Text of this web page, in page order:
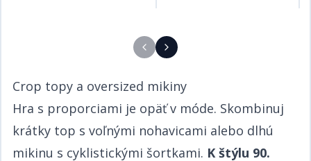
Crop topy a oversized mikiny​​​​‌ ‍ ​‍​‍‌‍ ‌ ​‍‌‍‍‌‌‍‌ ‌‍‍‌‌‍ ‍​‍​‍​ ‍‍​‍​‍‌ ​ ‌‍​‌‌‍ ‍‌‍‍‌‌ ‌​‌ ‍‌​‍ ‍‌‍‍‌‌‍ ​‍​‍​‍ ​​‍​‍‌‍‍​‌ ​‍‌‍‌‌‌‍‌‍​‍​‍​ ‍‍​‍​‍‌‍‍​‌ ‌​‌ ‌​‌ ​​​ ‍‍​‍ ​‍ ‌‍ ​‌‍ ‌‍​ ‌‍​‌‌‍ ​‌‍‍​‌‍ ‌ ​ ‌ ‌​​ ‍‍​ ​ ​ ​​​ ​​​ ​​​‍ ‌ ​ ‌ ‌​‌ ‌‌‌‍‌​‌‍‍‌‌‍ ​‍ ‌‍‍‌‌‍ ‍‌ ‌​‌‍‌‌‌‍ ‍‌ ‌​​‍ ‌‍‌‌‌‍‌​‌‍‍‌‌ ‌​​‍ ‌‍ ‌‌‍ ‌‍‌​‌‍‌‌​ ‌‌ ​​‌ ​‍‌‍‌‌‌ ​ ‌‍‌‌‌‍ ‍‌ ‌​‌‍​‌‌ ‌​‌‍‍‌‌‍ ‌‍ ‍​ ‍ ‌‍‍‌‌‍‌​​ ‌​ ​‍‌‍​ ‌‍​ ‌‍‌​​ ‍​​ ‍​​ ‌‌​ ​‌​‍ ‌​ ‍​​ ​ ‌‍​‌​ ​‌​‍ ‌​ ‌​‌‍‌​​ ​‌​ ​‍​‍ ‌‌‍​‌‌‍​‌​ ​​​ ​​​‍ ‌​ ‍‌​ ‌ ​ ​‌‌‍​ ​ ​‌​ ​‌‌‍​‍‌‍‌​​ ​‍‌‍‌​‌‍‌‍​ ‌ ​ ‍ ‌ ‌​‌ ‍‌‌ ​​‌‍‌‌​ ‌‌ ​​‌‍ ‌ ​ ‌ ‌​​ ‍ ‌ ​​‌‍​‌‌ ‌​‌‍‍​​ ‌‌‍​ ‌‍ ‌‍ ‍‌ ‌​‌‍‌‌‌‍ ‍‌ ‌​​‍‌‌​ ‌‌‌​​‍‌‌ ‌‍‍ ‌‍‌‌‌ ‍‌​‍‌‌​ ​ ‌​‌​​‍‌‌​ ​ ‌​‌​​‍‌‌​ ​‍​ ​‍​ ​​​ ‍​​ ‌‌​ ​​​ ‌​‌‍‌‍​ ​ ​ ​‍​ ​​‌‍‌​​ ‌‌​ ‍‌​‍‌‌​ ​‍​ ​‍​‍‌‌​ ‌‌‌​‌​​‍ ‍‌‍​ ‌‍‍​‌‍‍‌‌‍ ​‌‍‌​‌ ​‍‌‍‌‌‌‍ ‍​‍‌‌​ ‌‌‌​​‍‌‌ ‌‍‍ ‌‍‌‌‌ ‍‌​‍‌‌​ ​ ‌​‌​​‍‌‌​ ​ ‌​‌​​‍‌‌​ ​‍​ ​‍​ ‌‌​ ‍‌​ ​ ​ ‍​​ ‌‍‌‍‌​​ ‌​‌‍‌​​ ​‌​ ‌‌‌‍‌​‌‍​‌​‍‌‌​ ​‍​ ​‍​‍‌‌​ ‌‌‌​‌​​‍ ‍‌ ‌​‌‍‌‌‌ ‍​‌ ‌​​ ‌‍​‍‌‍​‌‌ ​ ‌‍‌‌‌‌‌‌‌ ​‍‌‍ ​​ ‌‌‍‍​‌ ‌​‌ ‌​‌ ​​​‍‌‌​ ​ ‌​​‌​‍‌‌​ ​‍‌​‌‍​‍‌‌​ ​‍‌​‌‍‌‍ ​‌‍ ‌‍​ ‌‍​‌‌‍ ​‌‍‍​‌‍ ‌ ​ ‌ ‌​​‍‌‌​ ​ ‌​​‌​ ​ ​ ​​​ ​​​ ​​​‍‌‌​ ​‍‌​‌‍‌ ​ ‌ ‌​‌ ‌‌‌‍‌​‌‍‍‌‌‍ ​‍‌‍‌‍‍‌‌‍‌​​ ‌​ ​‍‌‍​ ‌‍​ ‌‍‌​​ ‍​​ ‍​​ ‌‌​ ​‌​‍ ‌​ ‍​​ ​ ‌‍​‌​ ​‌​‍ ‌​ ‌​‌‍‌​​ ​‌​ ​‍​‍ ‌‌‍​‌‌‍​‌​ ​​​ ​​​‍ ‌​ ‍‌​ ‌ ​ ​‌‌‍​ ​ ​‌​ ​‌‌‍​‍‌‍‌​​ ​‍‌‍‌​‌‍‌‍​ ‌ ​‍‌‍‌ ‌​‌ ‍‌‌ ​​‌‍‌‌​ ‌‌ ​​‌‍ ‌ ​ ‌ ‌​​‍‌‍‌ ​​‌‍​‌‌ ‌​‌‍‍​​ ‌‌‍​ ‌‍ ‌‍ ‍‌ ‌​‌‍‌‌‌‍ ‍‌ ‌​​‍‌‌​ ‌‌‌​​‍‌‌ ‌‍‍ ‌‍‌‌‌ ‍‌​‍‌‌​ ​ ‌​‌​​‍‌‌​ ​ ‌​‌​​‍‌‌​ ​‍​ ​‍​ ​​​ ‍​​ ‌‌​ ​​​ ‌​‌‍‌‍​ ​ ​ ​‍​ ​​‌‍‌​​ ‌‌​ ‍‌​‍‌‌​ ​‍​ ​‍​‍‌‌​ ‌‌‌​‌​​‍ ‍‌‍​ ‌‍‍​‌‍‍‌‌‍ ​‌‍‌​‌ ​‍‌‍‌‌‌‍ ‍​‍‌‌​ ‌‌‌​​‍‌‌ ‌‍‍ ‌‍‌‌‌ ‍‌​‍‌‌​ ​ ‌​‌​​‍‌‌​ ​ ‌​‌​​‍‌‌​ ​‍​ ​‍​ ‌‌​ ‍‌​ ​ ​ ‍​​ ‌‍‌‍‌​​ ‌​‌‍‌​​ ​‌​ ‌‌‌‍‌​‌‍​‌​‍‌‌​ ​‍​ ​‍​‍‌‌​ ‌‌‌​‌​​‍ ‍‌ ‌​‌‍‌‌‌ ‍​‌ ‌​​‍‌‍‌ ​​‌‍‌‌‌ ​‍‌ ​ ‌ ​​‌‍‌‌‌‍​ ‌ ‌​‌‍‍‌‌ ‌‍‌‍‌‌​ ‌‌ ​​‌ ‌‌‌‍​‍‌‍ ​‌‍‍‌‌ ​ ‌‍‍​‌‍‌‌‌‍‌​​‍​‍‌ ‌
Hra s proporciami je opäť v móde. Skombinuj
krátky top s voľnými nohavicami alebo dlhú
mikinu s cyklistickými šortkami. ​​​​‌ ‍ ​‍​‍‌‍ ‌ ​‍‌‍‍‌‌‍‌ ‌‍‍‌‌‍ ‍​‍​‍​ ‍‍​‍​‍‌ ​ ‌‍​‌‌‍ ‍‌‍‍‌‌ ‌​‌ ‍‌​‍ ‍‌‍‍‌‌‍ ​‍​‍​‍ ​​‍​‍‌‍‍​‌ ​‍‌‍‌‌‌‍‌‍​‍​‍​ ‍‍​‍​‍‌‍‍​‌ ‌​‌ ‌​‌ ​​​ ‍‍​‍ ​‍ ‌‍ ​‌‍ ‌‍​ ‌‍​‌‌‍ ​‌‍‍​‌‍ ‌ ​ ‌ ‌​​ ‍‍​ ​ ​ ​​​ ​​​ ​​​‍ ‌ ​ ‌ ‌​‌ ‌‌‌‍‌​‌‍‍‌‌‍ ​‍ ‌‍‍‌‌‍ ‍‌ ‌​‌‍‌‌‌‍ ‍‌ ‌​​‍ ‌‍‌‌‌‍‌​‌‍‍‌‌ ‌​​‍ ‌‍ ‌‌‍ ‌‍‌​‌‍‌‌​ ‌‌ ​​‌ ​‍‌‍‌‌‌ ​ ‌‍‌‌‌‍ ‍‌ ‌​‌‍​‌‌ ‌​‌‍‍‌‌‍ ‌‍ ‍​ ‍ ‌‍‍‌‌‍‌​​ ‌​ ​‍‌‍​ ‌‍​ ‌‍‌​​ ‍​​ ‍​​ ‌‌​ ​‌​‍ ‌​ ‍​​ ​ ‌‍​‌​ ​‌​‍ ‌​ ‌​‌‍‌​​ ​‌​ ​‍​‍ ‌‌‍​‌‌‍​‌​ ​​​ ​​​‍ ‌​ ‍‌​ ‌ ​ ​‌‌‍​ ​ ​‌​ ​‌‌‍​‍‌‍‌​​ ​‍‌‍‌​‌‍‌‍​ ‌ ​ ‍ ‌ ‌​‌ ‍‌‌ ​​‌‍‌‌​ ‌‌ ​​‌‍ ‌ ​ ‌ ‌​​ ‍ ‌ ​​‌‍​‌‌ ‌​‌‍‍​​ ‌‌‍​ ‌‍ ‌‍ ‍‌ ‌​‌‍‌‌‌‍ ‍‌ ‌​​‍‌‌​ ‌‌‌​​‍‌‌ ‌‍‍ ‌‍‌‌‌ ‍‌​‍‌‌​ ​ ‌​‌​​‍‌‌​ ​ ‌​‌​​‍‌‌​ ​‍​ ​‍‌‍‌‍​ ‌‌​ ​‍‌‍​ ​ ​​​ ​‌‌‍‌​‌‍‌​​ ​‍‌‍​ ‌‍‌‍​ ‌‍​‍‌‌​ ​‍​ ​‍​‍‌‌​ ‌‌‌​‌​​‍ ‍‌‍​ ‌‍‍​‌‍‍‌‌‍ ​‌‍‌​‌ ​‍‌‍‌‌‌‍ ‍​‍‌‌​ ‌‌‌​​‍‌‌ ‌‍‍ ‌‍‌‌‌ ‍‌​‍‌‌​ ​ ‌​‌​​‍‌‌​ ​ ‌​‌​​‍‌‌​ ​‍​ ​‍​ ​​​ ‌‌​ ​​​ ​‍‌‍​‌​ ‍​​ ​​​ ‌ ​ ‍​​ ‌ ​ ‌​​ ‌‌​‍‌‌​ ​‍​ ​‍​‍‌‌​ ‌‌‌​‌​​‍ ‍‌ ‌​‌‍‌‌‌ ‍​‌ ‌​​ ‌‍​‍‌‍​‌‌ ​ ‌‍‌‌‌‌‌‌‌ ​‍‌‍ ​​ ‌‌‍‍​‌ ‌​‌ ‌​‌ ​​​‍‌‌​ ​ ‌​​‌​‍‌‌​ ​‍‌​‌‍​‍‌‌​ ​‍‌​‌‍‌‍ ​‌‍ ‌‍​ ‌‍​‌‌‍ ​‌‍‍​‌‍ ‌ ​ ‌ ‌​​‍‌‌​ ​ ‌​​‌​ ​ ​ ​​​ ​​​ ​​​‍‌‌​ ​‍‌​‌‍‌ ​ ‌ ‌​‌ ‌‌‌‍‌​‌‍‍‌‌‍ ​‍‌‍‌‍‍‌‌‍‌​​ ‌​ ​‍‌‍​ ‌‍​ ‌‍‌​​ ‍​​ ‍​​ ‌‌​ ​‌​‍ ‌​ ‍​​ ​ ‌‍​‌​ ​‌​‍ ‌​ ‌​‌‍‌​​ ​‌​ ​‍​‍ ‌‌‍​‌‌‍​‌​ ​​​ ​​​‍ ‌​ ‍‌​ ‌ ​ ​‌‌‍​ ​ ​‌​ ​‌‌‍​‍‌‍‌​​ ​‍‌‍‌​‌‍‌‍​ ‌ ​‍‌‍‌ ‌​‌ ‍‌‌ ​​‌‍‌‌​ ‌‌ ​​‌‍ ‌ ​ ‌ ‌​​‍‌‍‌ ​​‌‍​‌‌ ‌​‌‍‍​​ ‌‌‍​ ‌‍ ‌‍ ‍‌ ‌​‌‍‌‌‌‍ ‍‌ ‌​​‍‌‌​ ‌‌‌​​‍‌‌ ‌‍‍ ‌‍‌‌‌ ‍‌​‍‌‌​ ​ ‌​‌​​‍‌‌​ ​ ‌​‌​​‍‌‌​ ​‍​ ​‍‌‍‌‍​ ‌‌​ ​‍‌‍​ ​ ​​​ ​‌‌‍‌​‌‍‌​​ ​‍‌‍​ ‌‍‌‍​ ‌‍​‍‌‌​ ​‍​ ​‍​‍‌‌​ ‌‌‌​‌​​‍ ‍‌‍​ ‌‍‍​‌‍‍‌‌‍ ​‌‍‌​‌ ​‍‌‍‌‌‌‍ ‍​‍‌‌​ ‌‌‌​​‍‌‌ ‌‍‍ ‌‍‌‌‌ ‍‌​‍‌‌​ ​ ‌​‌​​‍‌‌​ ​ ‌​‌​​‍‌‌​ ​‍​ ​‍​ ​​​ ‌‌​ ​​​ ​‍‌‍​‌​ ‍​​ ​​​ ‌ ​ ‍​​ ‌ ​ ‌​​ ‌‌​‍‌‌​ ​‍​ ​‍​‍‌‌​ ‌‌‌​‌​​‍ ‍‌ ‌​‌‍‌‌‌ ‍​‌ ‌​​‍‌‍‌ ​​‌‍‌‌‌ ​‍‌ ​ ‌ ​​‌‍‌‌‌‍​ ‌ ‌​‌‍‍‌‌ ‌‍‌‍‌‌​ ‌‌ ​​‌ ‌‌‌‍​‍‌‍ ​‌‍‍‌‌ ​ ‌‍‍​‌‍‌‌‌‍‌​​‍​‍‌ ‌ K štýlu 90.